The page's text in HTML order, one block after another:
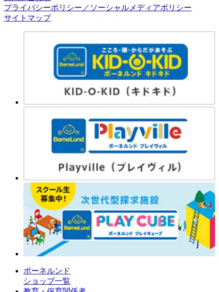
プライバシーポリシー／ソーシャルメディアポリシー
サイトマップ
ボーネルンド
ショップ一覧